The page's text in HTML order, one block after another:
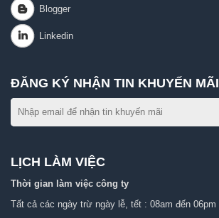
ĐĂNG KÝ NHẬN TIN KHUYẾN MÃI
LỊCH LÀM VIỆC
Thời gian làm việc công ty
Tất cả các ngày trừ ngày lễ, tết : 08am đến 06pm